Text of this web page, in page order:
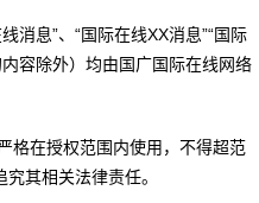
消息”、“国际在线XX消息”“国际
容除外）均由国广国际在线网络
格在授权范围内使用，不得超范
其相关法律责任。